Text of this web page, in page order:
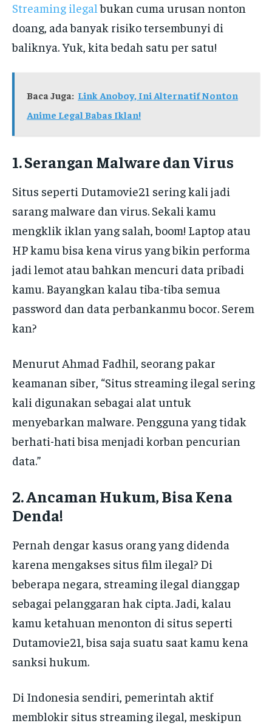
Streaming ilegal bukan cuma urusan nonton
doang, ada banyak risiko tersembunyi di
baliknya. Yuk, kita bedah satu per satu!
Baca Juga: Link Anoboy, Ini Alternatif Nonton
Anime Legal Babas Iklan!
1. Serangan Malware dan Virus
Situs seperti Dutamovie21 sering kali jadi
sarang malware dan virus. Sekali kamu
mengklik iklan yang salah, boom! Laptop atau
HP kamu bisa kena virus yang bikin performa
jadi lemot atau bahkan mencuri data pribadi
kamu. Bayangkan kalau tiba-tiba semua
password dan data perbankanmu bocor. Serem
kan?
Menurut Ahmad Fadhil, seorang pakar
keamanan siber, “Situs streaming ilegal sering
kali digunakan sebagai alat untuk
menyebarkan malware. Pengguna yang tidak
berhati-hati bisa menjadi korban pencurian
data.”
2. Ancaman Hukum, Bisa Kena
Denda!
Pernah dengar kasus orang yang didenda
karena mengakses situs film ilegal? Di
beberapa negara, streaming ilegal dianggap
sebagai pelanggaran hak cipta. Jadi, kalau
kamu ketahuan menonton di situs seperti
Dutamovie21, bisa saja suatu saat kamu kena
sanksi hukum.
Di Indonesia sendiri, pemerintah aktif
memblokir situs streaming ilegal, meskipun